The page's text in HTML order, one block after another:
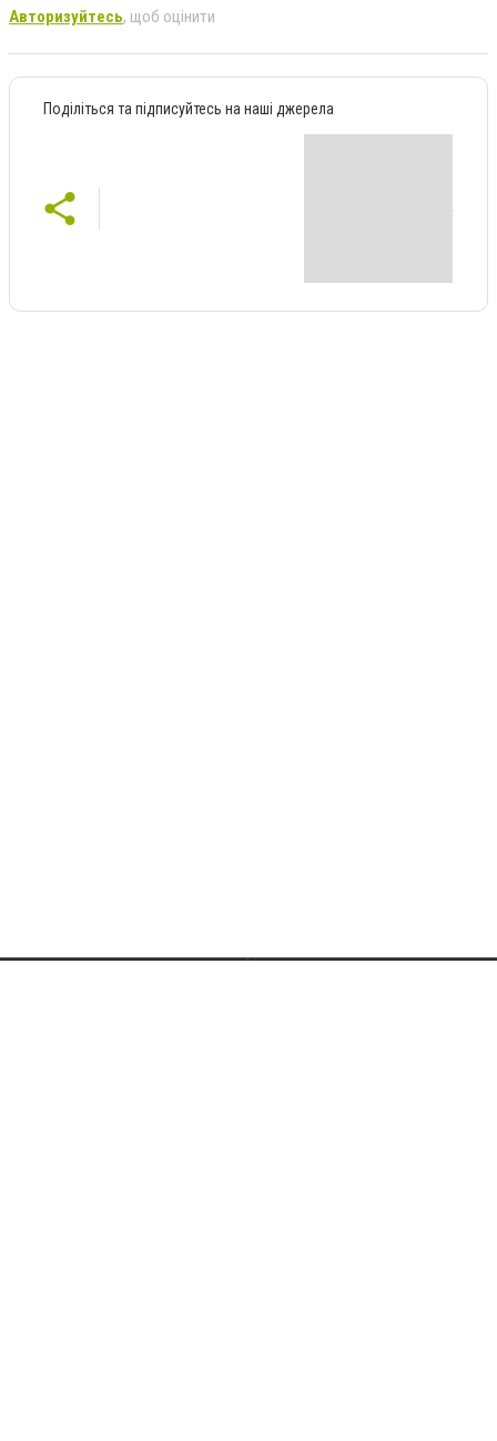
Авторизуйтесь, щоб оцінити
Поділіться та підписуйтесь на наші джерела